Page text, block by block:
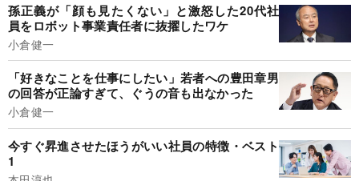
孫正義が「顔も見たくない」と激怒した20代社
員をロボット事業責任者に抜擢したワケ
小倉健一
「好きなことを仕事にしたい」若者への豊田章男
の回答が正論すぎて、ぐうの音も出なかった
小倉健一
今すぐ昇進させたほうがいい社員の特徴・ベスト
1